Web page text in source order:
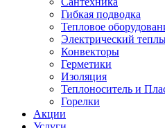
Гибкая подводка
Тепловое
Электрический
Конвекторы
Герметики
Изоляция
Теплоноситель и
Горелки
Акции